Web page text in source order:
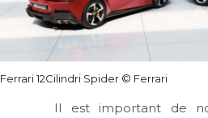
Ferrari 12Cilindri Spider © Ferrari
Il est important de